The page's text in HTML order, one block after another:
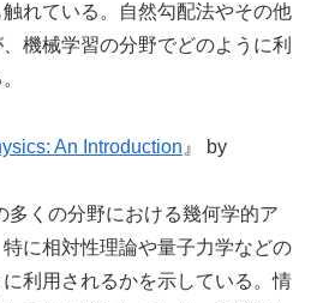
れている。自然勾配法やその他
機械学習の分野でどのように利
An Introduction 』 by
多くの分野における幾何学的ア
に相対性理論や量子力学などの
利用されるかを示している。情